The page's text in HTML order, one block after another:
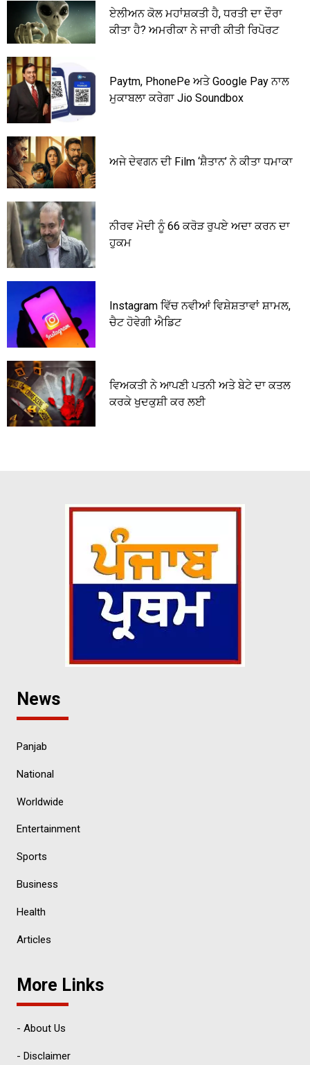
ਏਲੀਅਨ ਕੋਲ ਮਹਾਂਸ਼ਕਤੀ ਹੈ, ਧਰਤੀ ਦਾ ਦੌਰਾ
ਕੀਤਾ ਹੈ? ਅਮਰੀਕਾ ਨੇ ਜਾਰੀ ਕੀਤੀ ਰਿਪੋਰਟ
Paytm, PhonePe ਅਤੇ Google Pay ਨਾਲ
ਮੁਕਾਬਲਾ ਕਰੇਗਾ Jio Soundbox
ਅਜੇ ਦੇਵਗਨ ਦੀ Film ‘ਸ਼ੈਤਾਨ’ ਨੇ ਕੀਤਾ ਧਮਾਕਾ
ਨੀਰਵ ਮੋਦੀ ਨੂੰ 66 ਕਰੋੜ ਰੁਪਏ ਅਦਾ ਕਰਨ ਦਾ
ਹੁਕਮ
Instagram ਵਿੱਚ ਨਵੀਆਂ ਵਿਸ਼ੇਸ਼ਤਾਵਾਂ ਸ਼ਾਮਲ,
ਚੈਟ ਹੋਵੇਗੀ ਐਡਿਟ
ਵਿਅਕਤੀ ਨੇ ਆਪਣੀ ਪਤਨੀ ਅਤੇ ਬੇਟੇ ਦਾ ਕਤਲ
ਕਰਕੇ ਖੁਦਕੁਸ਼ੀ ਕਰ ਲਈ
News
Panjab
National
Worldwide
Entertainment
Sports
Business
Health
Articles
More Links
- About Us
- Disclaimer